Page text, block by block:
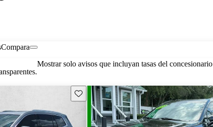
Compara
Mostrar solo avisos que incluyan tasas del concesionario
Guarda este Aviso